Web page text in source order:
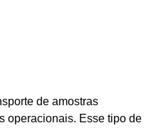
de amostras
operacionais. Esse tipo de